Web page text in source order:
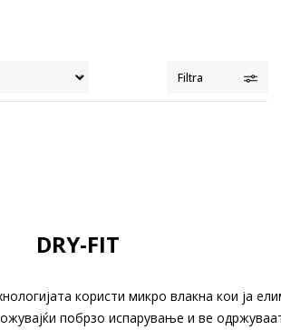
Filtra
DRY-FIT
користи микро влакна кои ја
побрзо испарување и ве